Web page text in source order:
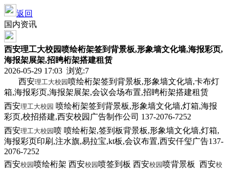
返回
国内资讯
西安理工大校园喷绘桁架签到背景板,形象墙文化墙,海报彩页,
海报架展架,招䀻桁架搭建租赁
2026-05-29 17:03 浏览:7
西安理工大校园 喷绘桁架签到背景板,形象墙文化墙,卡布灯
箱,海报彩页,海报架展架,会议会场布置,招䀻桁架搭建租赁
西安理工大校园 喷绘桁架签到背景板,形象墙文化墙,灯箱,海报
彩页,校招搭建,西安校园广告制作公司 137-2076-7252
西安理工大校园 喷 喷绘桁架,签到板背景板,形象墙文化墙,灯箱,
海报彩页印刷,注水旗,易拉宝,kt板,会议布置,西安仟玺广告137-
2076-7252
西安校园 喷绘桁架 西安校园 喷签到板 西安校园 喷背景板 西安校